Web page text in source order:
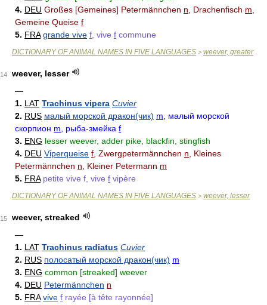
4. DEU Großes [Gemeines] Petermännchen n , Drachenfisch m
Gemeine Queise f
5. FRA grande vive f , vive f commune
DICTIONARY OF ANIMAL NAMES IN FIVE LANGUAGES > weever, greater
14
weever, lesser
—
1. LAT Trachinus vipera Cuvier
2. RUS малый морской дракон(чик) m , малый морской
скорпион m , рыба-змейка f
3. ENG lesser weever, adder pike, blackfin, stingfish
4. DEU Viperqueise f , Zwergpetermännchen n , Kleines
Petermännchen n , Kleiner Petermann m
5. FRA petite vive f, vive f vipère
DICTIONARY OF ANIMAL NAMES IN FIVE LANGUAGES > weever, lesser
15
weever, streaked
—
1. LAT Trachinus radiatus Cuvier
2. RUS полосатый морской дракон(чик) m
3. ENG common [streaked] weever
4. DEU Petermännchen n
5. FRA vive f rayée [à tête rayonnée]